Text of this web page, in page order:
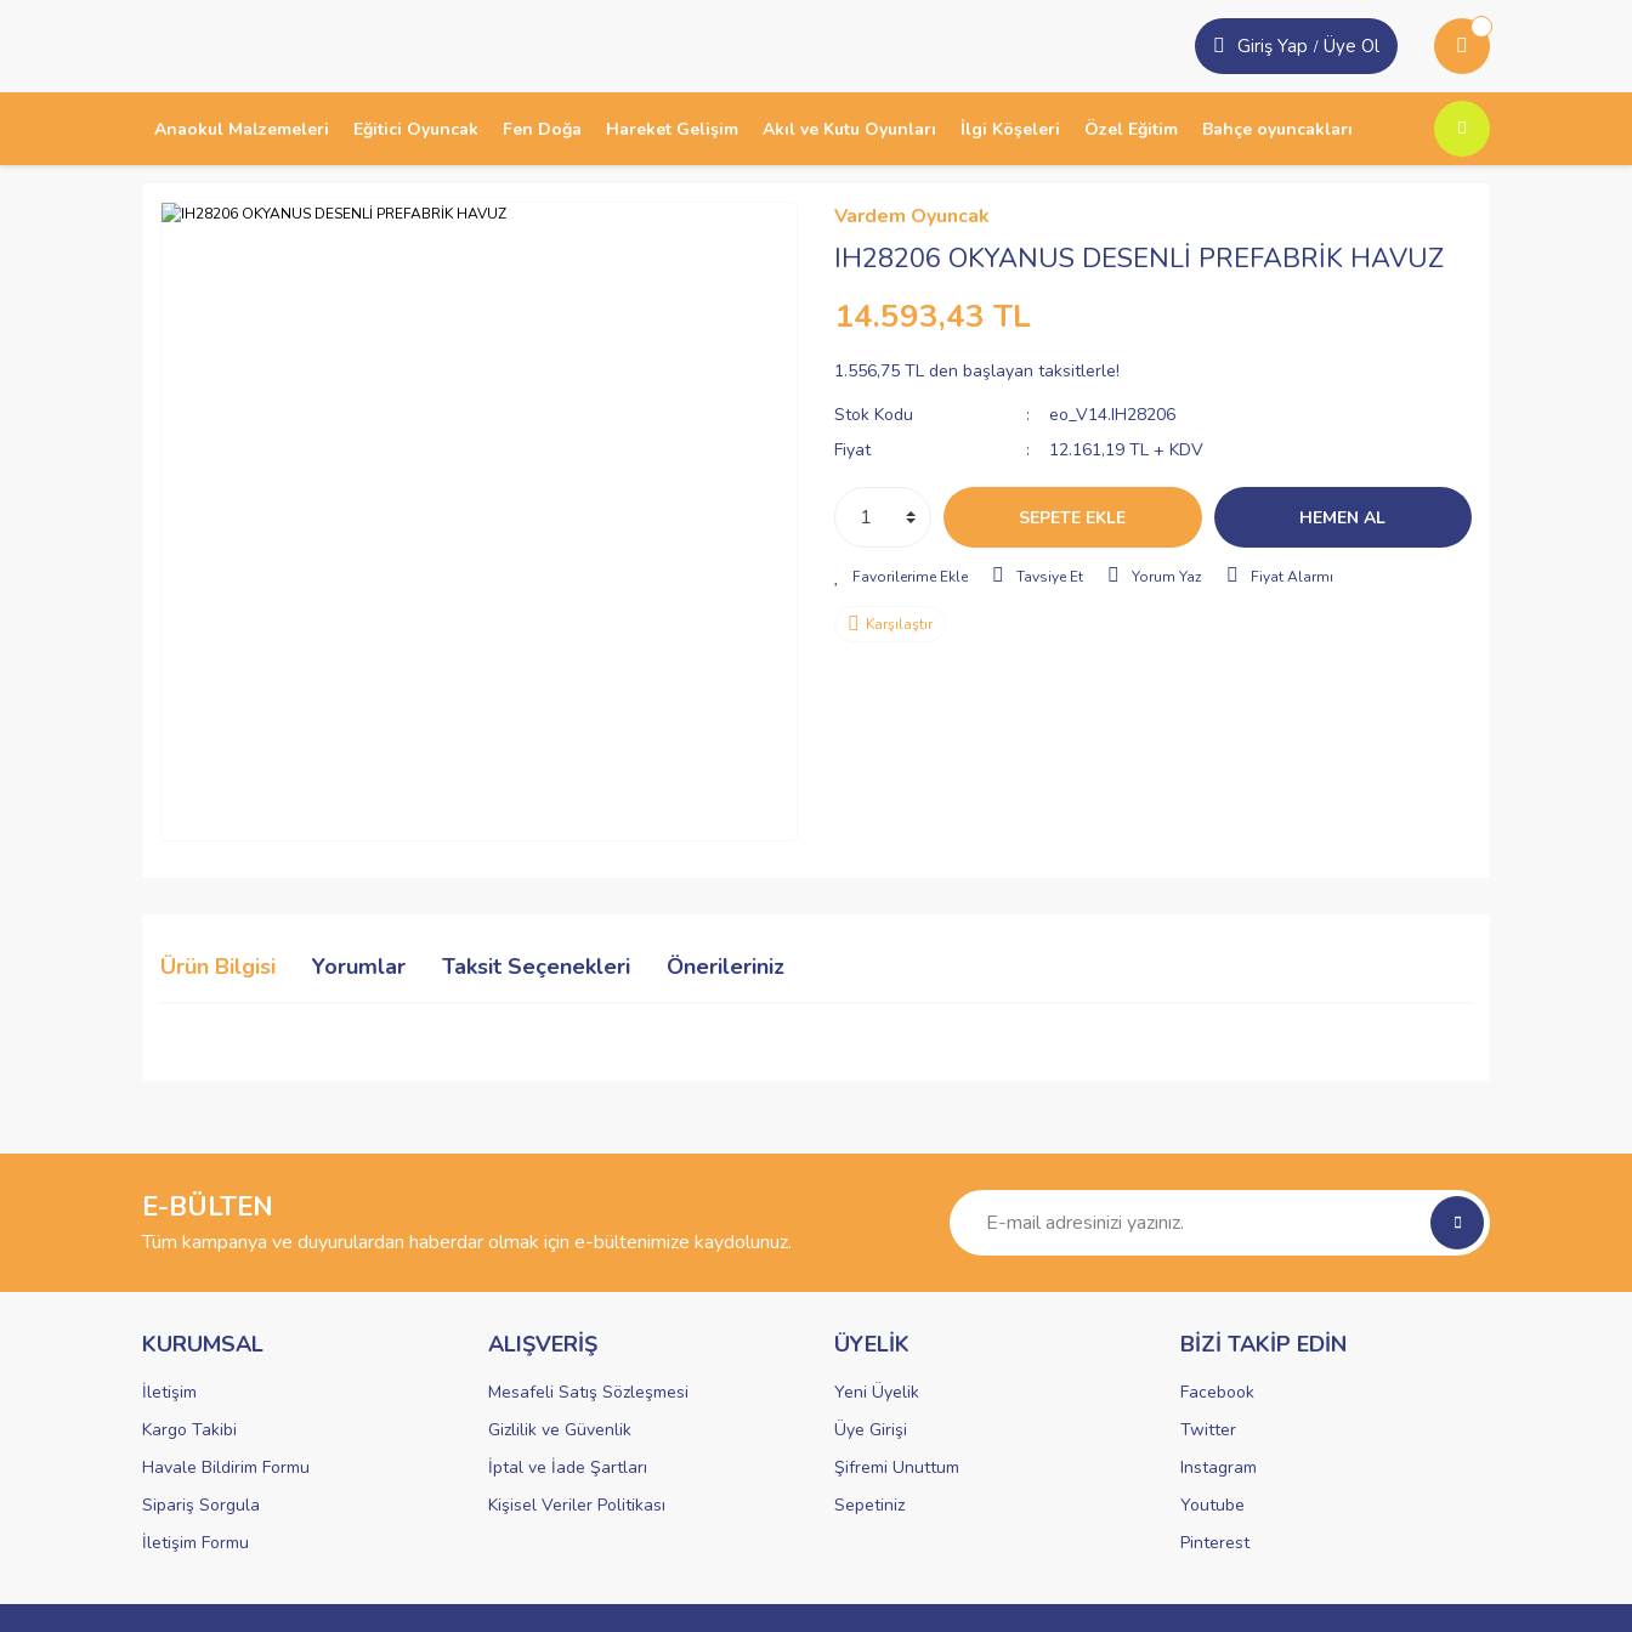
Giriş Yap / Üye Ol
Anaokul Malzemeleri Eğitici Oyuncak Fen Doğa Hareket Gelişim Akıl ve Kutu Oyunları İlgi Köşeleri Özel Eğitim Bahçe oyuncakları
Vardem Oyuncak
IH28206 OKYANUS DESENLİ PREFABRİK HAVUZ
14.593,43 TL
1.556,75 TL den başlayan taksitlerle!
Stok Kodu
eo_V14.IH28206
Fiyat
12.161,19 TL + KDV
SEPETE EKLE HEMEN AL
Tavsiye Et Yorum Yaz Fiyat Alarmı
Karşılaştır
Ürün Bilgisi Yorumlar Taksit Seçenekleri Önerileriniz
Ürün resmi kalitesiz, bozuk veya görüntülenemiyor.
Bu ürüne benzer farklı alternatifler olmalı.
E-BÜLTEN
Tüm kampanya ve duyurulardan haberdar olmak için e-bültenimize kaydolunuz.
KURUMSAL
İletişim
Kargo Takibi
Havale Bildirim Formu
Sipariş Sorgula
İletişim Formu
ALIŞVERİŞ
Mesafeli Satış Sözleşmesi
Gizlilik ve Güvenlik
İptal ve İade Şartları
Kişisel Veriler Politikası
ÜYELİK
Yeni Üyelik
Üye Girişi
Şifremi Unuttum
Sepetiniz
BİZİ TAKİP EDİN
Facebook
Twitter
Instagram
Youtube
Pinterest